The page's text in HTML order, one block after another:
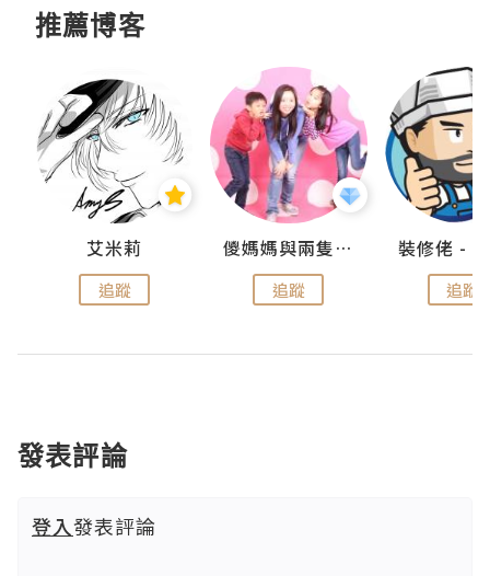
推薦博客
艾米莉
追蹤
儍媽媽與兩隻小魔怪之家
追蹤 追蹤
發表評論
登入發表評論